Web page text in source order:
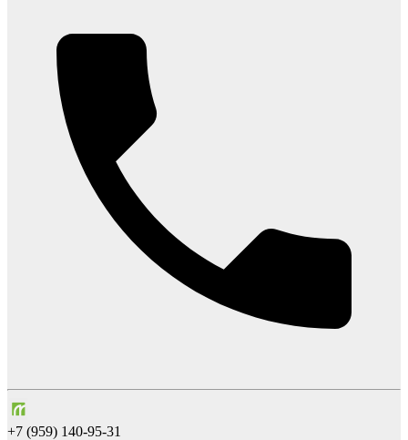
+7 (959) 140-95-31